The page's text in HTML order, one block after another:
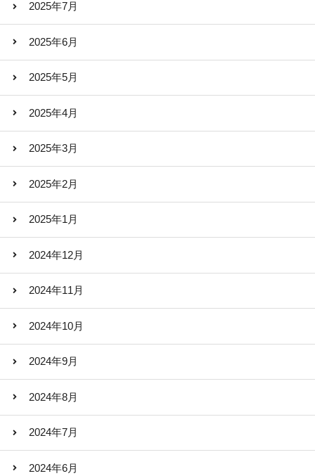
2025年7月
2025年6月
2025年5月
2025年4月
2025年3月
2025年2月
2025年1月
2024年12月
2024年11月
2024年10月
2024年9月
2024年8月
2024年7月
2024年6月